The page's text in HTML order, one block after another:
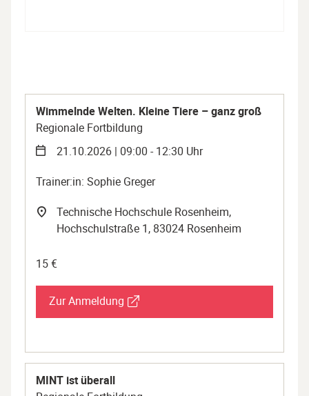
Wimmelnde Welten. Kleine Tiere – ganz groß
Regionale Fortbildung
21.10.2026 | 09:00 - 12:30 Uhr
Trainer:in: Sophie Greger
Technische Hochschule Rosenheim,
Hochschulstraße 1, 83024 Rosenheim
15 €
Zur Anmeldung
MINT ist überall